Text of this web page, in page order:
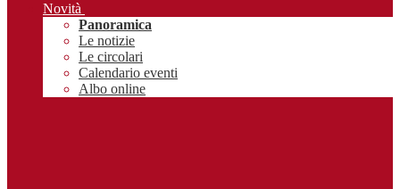
Novità
Panoramica
Le notizie
Le circolari
Calendario eventi
Albo online